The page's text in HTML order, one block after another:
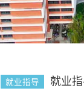
就业指导 就业